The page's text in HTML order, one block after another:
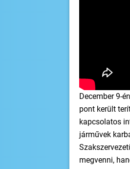
December 9-
pont került
kapcsolatos
járművek
megvenni,